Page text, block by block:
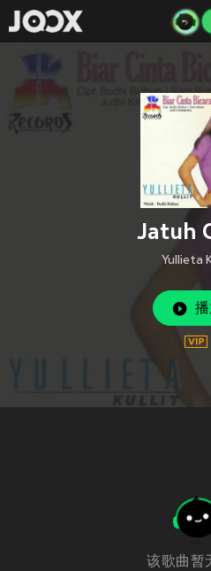
Jatuh
Yullieta
该歌曲暂